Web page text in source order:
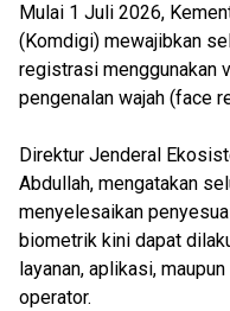
Mulai 1 Juli 2026,
(Komdigi) mewajibkan
registrasi menggunakan
pengenalan wajah (face
Direktur Jenderal
Abdullah, mengatakan
menyelesaikan
biometrik kini dapat
layanan, aplikasi,
operator.